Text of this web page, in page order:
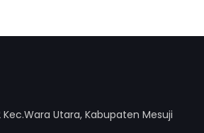
Kec.Wara Utara, Kabupaten Mesuji